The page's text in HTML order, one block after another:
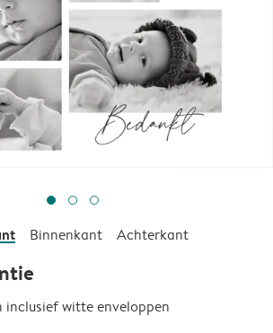
Binnenkant Achterkant
inclusief witte enveloppen